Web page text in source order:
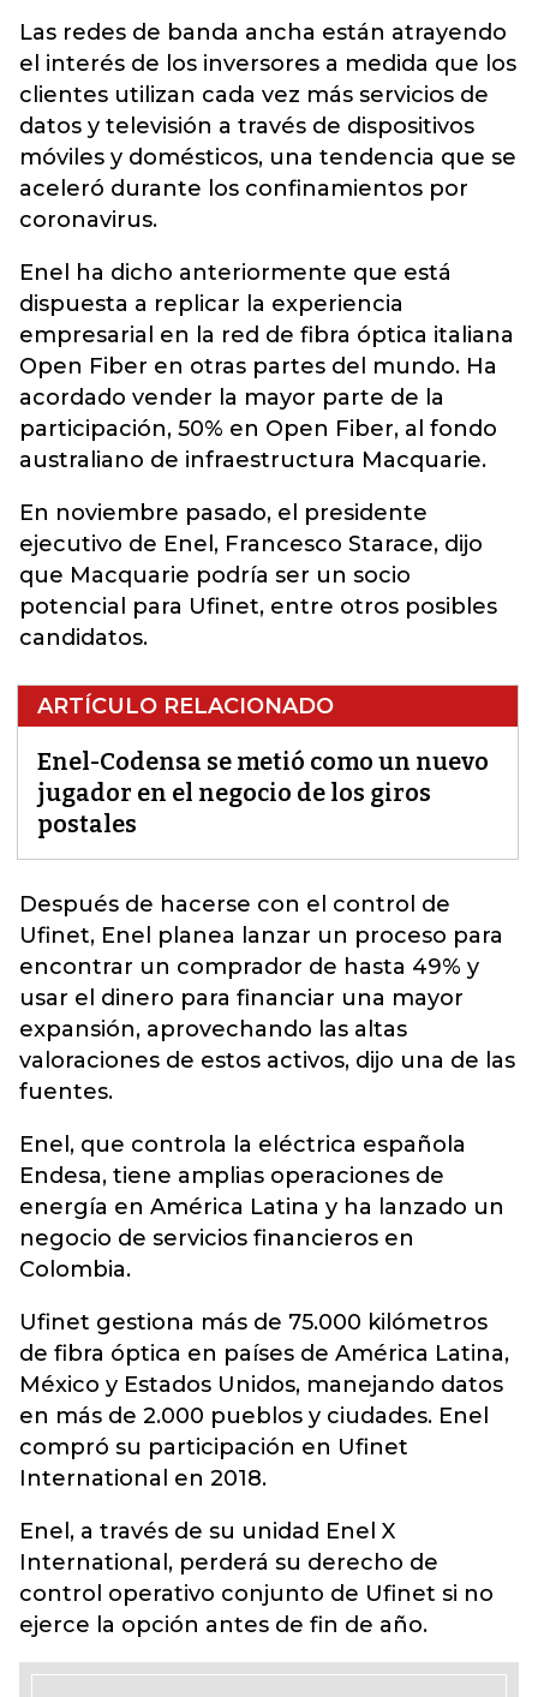
Las redes de banda ancha están atrayendo
el interés de los inversores a medida que los
clientes utilizan cada vez más servicios de
datos y televisión a través de dispositivos
móviles y domésticos, una tendencia que se
aceleró durante los confinamientos por
coronavirus.
Enel ha dicho anteriormente que está
dispuesta a replicar la experiencia
empresarial en la red de fibra óptica italiana
Open Fiber en otras partes del mundo. Ha
acordado vender la mayor parte de la
participación, 50% en Open Fiber, al fondo
australiano de infraestructura Macquarie.
En noviembre pasado, el presidente
ejecutivo de Enel, Francesco Starace, dijo
que Macquarie podría ser un socio
potencial para Ufinet, entre otros posibles
candidatos.
ARTÍCULO RELACIONADO
Enel-Codensa se metió como un nuevo
jugador en el negocio de los giros
postales
Después de hacerse con el control de
Ufinet, Enel planea lanzar un proceso para
encontrar un comprador de hasta 49% y
usar el dinero para financiar una mayor
expansión, aprovechando las altas
valoraciones de estos activos, dijo una de las
fuentes.
Enel, que controla la eléctrica española
Endesa, tiene amplias operaciones de
energía en América Latina y ha lanzado un
negocio de servicios financieros en
Colombia.
Ufinet gestiona más de 75.000 kilómetros
de fibra óptica en países de América Latina,
México y Estados Unidos, manejando datos
en más de 2.000 pueblos y ciudades. Enel
compró su participación en Ufinet
International en 2018.
Enel, a través de su unidad Enel X
International, perderá su derecho de
control operativo conjunto de Ufinet si no
ejerce la opción antes de fin de año.